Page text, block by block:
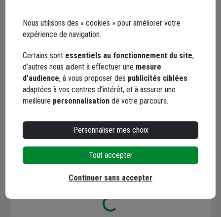
Facebook
YouTube
Les avis
Loading...
Nous utilisons des « cookies » pour améliorer votre
expérience de navigation.
Certains sont essentiels au fonctionnement du site,
d’autres nous aident à effectuer une mesure
d’audience, à vous proposer des publicités ciblées
adaptées à vos centres d’intérêt, et à assurer une
meilleure personnalisation de votre parcours.
Personnaliser mes choix
Tout accepter
Continuer sans accepter